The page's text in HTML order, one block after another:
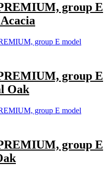
group E
group E
Oak
group E